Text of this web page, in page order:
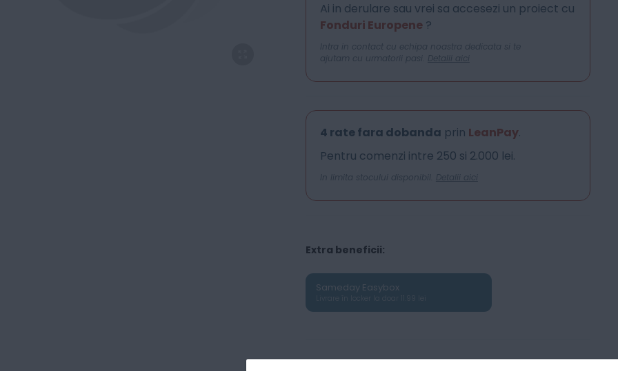
Ai in derulare sau vrei sa accesezi un proiect cu
Fonduri Europene?
Intra in contact cu echipa noastra dedicata si te
ajutam cu urmatorii pasi. Detalii aici
4 rate fara dobanda prin LeanPay.
Pentru comenzi intre 250 si 2.000 lei.
In limita stocului disponibil. Detalii aici
Extra beneficii:
Sameday Easybox